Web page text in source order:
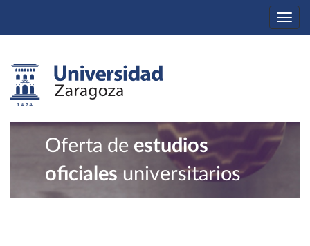
Oferta de estudios
oficiales universitarios